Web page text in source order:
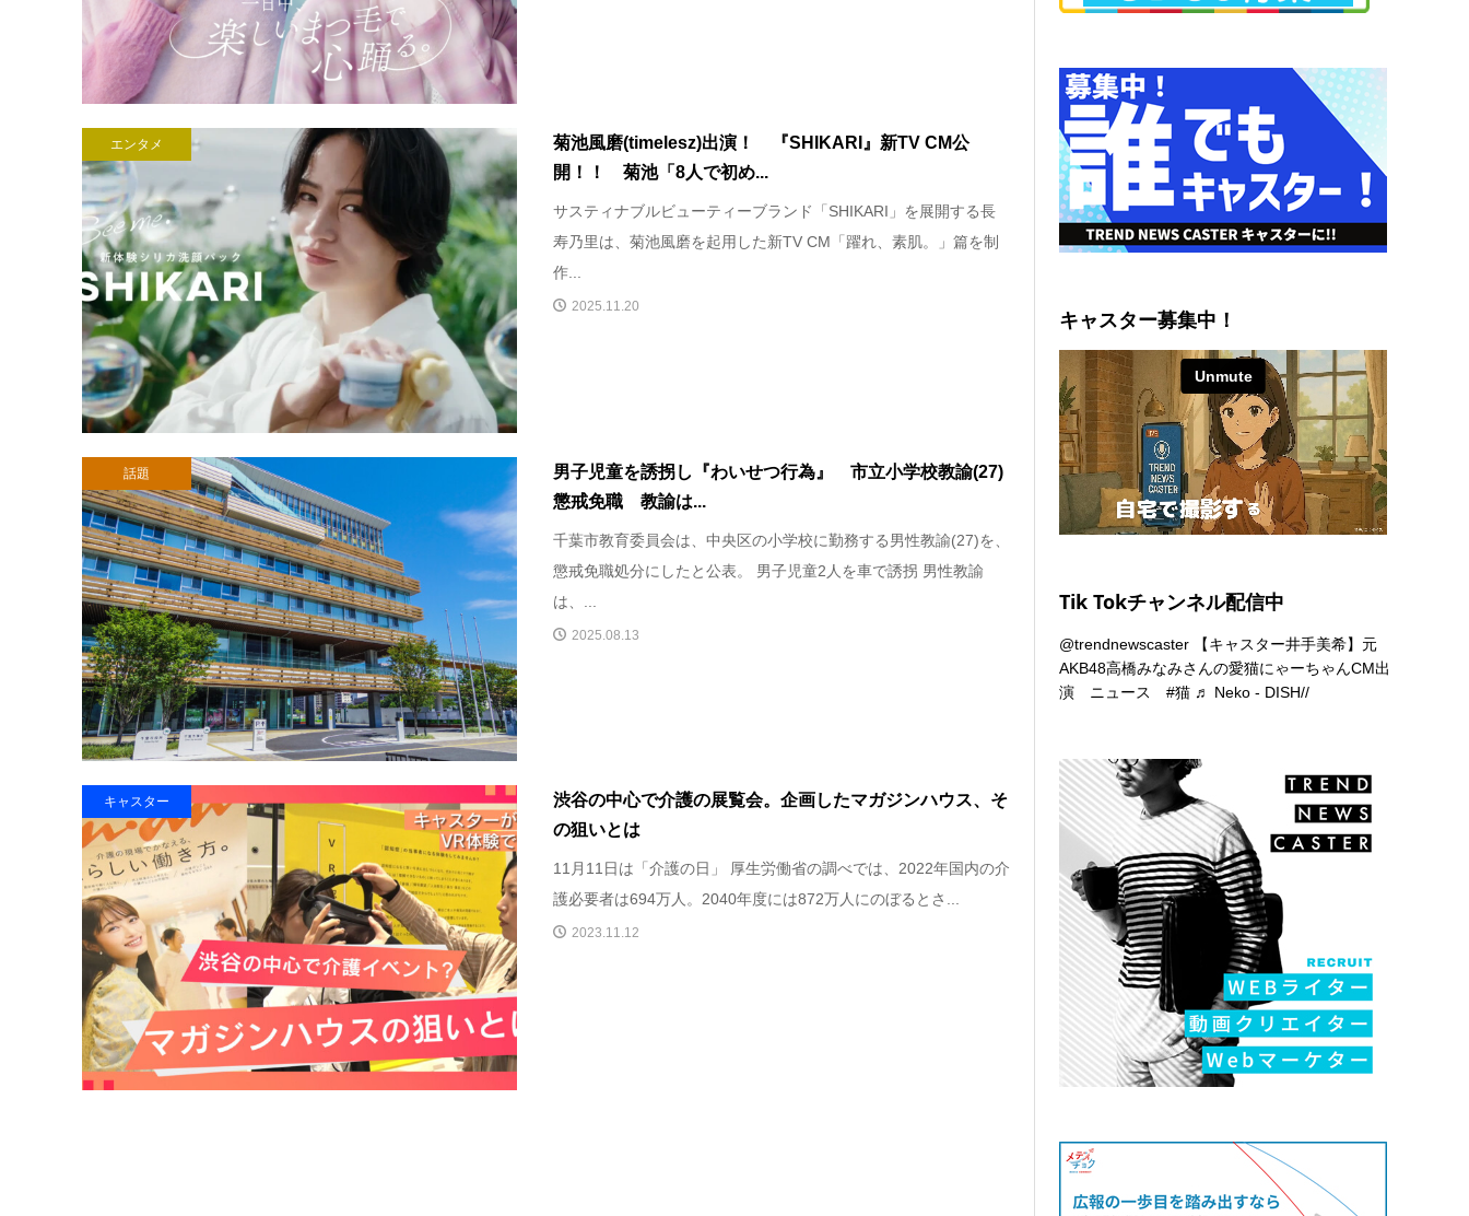
エンタメ
菊池風磨(timelesz)出演！ 『SHIKARI』新TV CM公
開！！ 菊池「8人で初め...
サスティナブルビューティーブランド「SHIKARI」を展開する長
寿乃里は、菊池風磨を起用した新TV CM「躍れ、素肌。」篇を制
作...
2025.11.20
話題
男子児童を誘拐し『わいせつ行為』 市立小学校教諭(27)
懲戒免職 教諭は...
千葉市教育委員会は、中央区の小学校に勤務する男性教諭(27)を、
懲戒免職処分にしたと公表。 男子児童2人を車で誘拐 男性教諭
は、...
2025.08.13
キャスター
渋谷の中心で介護の展覧会。企画したマガジンハウス、そ
の狙いとは
11月11日は「介護の日」 厚生労働省の調べでは、2022年国内の介
護必要者は694万人。2040年度には872万人にのぼるとさ...
2023.11.12
キャスター募集中！
Tik Tokチャンネル配信中
@trendnewscaster 【キャスター井手美希】元
AKB48高橋みなみさんの愛猫にゃーちゃんCM出
演 ニュース#猫 ♬ Neko - DISH//